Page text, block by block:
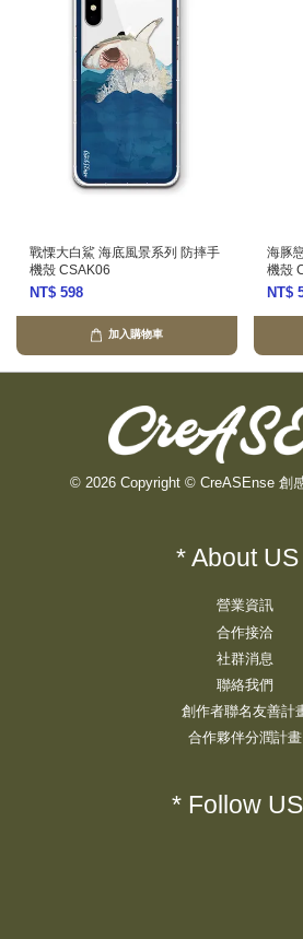
戰慄大白鯊 海底風景系列 防摔手
機殼 CSAK06
NT$ 598
加入購物車
海豚
機殼
NT$
© 2026 Copyright © CreASEnse 創
* About
營業資訊
合作接洽
社群消息
聯絡我們
創作者聯名友善計
合作夥伴分潤計畫
* Follow